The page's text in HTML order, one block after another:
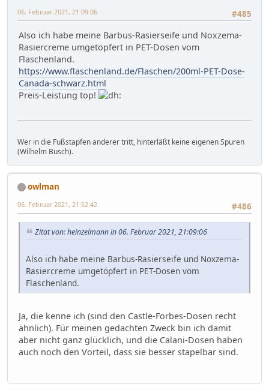
#485
06. Februar 2021, 21:09:06
Also ich habe meine Barbus-Rasierseife und Noxzema-
Rasiercreme umgetöpfert in PET-Dosen vom
Flaschenland.
https://www.flaschenland.de/Flaschen/200ml-PET-Dose-
Canada-schwarz.html
Preis-Leistung top!
Wer in die Fußstapfen anderer tritt, hinterläßt keine eigenen Spuren
(Wilhelm Busch).
owlman
#486
06. Februar 2021, 21:52:42
Zitat von: heinzelmann in 06. Februar 2021, 21:09:06
Also ich habe meine Barbus-Rasierseife und Noxzema-
Rasiercreme umgetöpfert in PET-Dosen vom
Flaschenland.
Ja, die kenne ich (sind den Castle-Forbes-Dosen recht
ähnlich). Für meinen gedachten Zweck bin ich damit
aber nicht ganz glücklich, und die Calani-Dosen haben
auch noch den Vorteil, dass sie besser stapelbar sind.